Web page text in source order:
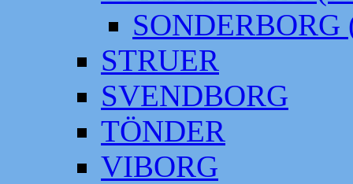
SONDERBORG
STRUER
SVENDBORG
TÖNDER
VIBORG